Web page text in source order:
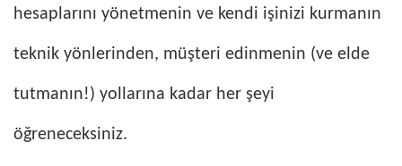
hesaplarını yönetmenin ve kendi işinizi kurmanın
teknik yönlerinden, müşteri edinmenin (ve elde
tutmanın!) yollarına kadar her şeyi
öğreneceksiniz.